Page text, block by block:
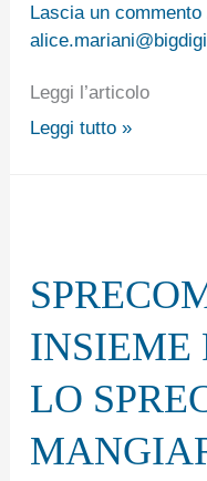
Lascia un commento
Leggi l’articolo
Ildenaro.it,
giugno
2023
Leggi tutto »
INSIEME
LO
IEO
PER
RIDURRE
LO
SPRECO